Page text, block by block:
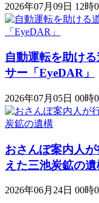
2026年07月09日 12時
自動運転を助け
サー「EyeDAR」
2026年07月05日 00時
おさんぽ案内人
えた三池炭鉱の遺
2026年06月24日 00時